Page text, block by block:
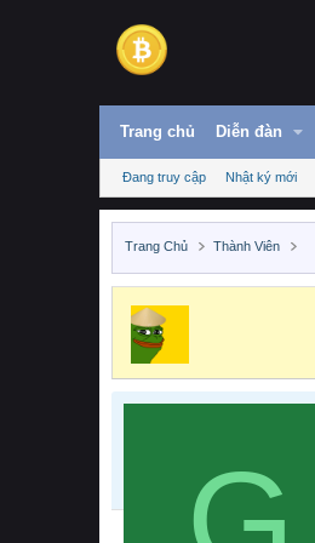
Trang chủ Diễn đàn
Đang truy cập Nhật ký mới
Trang Chủ Thành Viên